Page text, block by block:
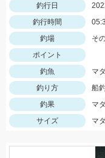
釣行日
釣行時間
釣場
そ
ポイント
釣魚
マ
釣り方
船
釣果
マ
サイズ
マ